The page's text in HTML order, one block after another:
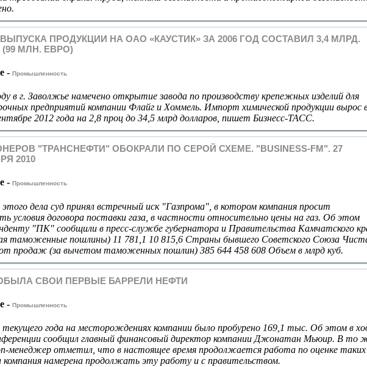
ПРОДУКЦИИ НА ОАО «КАУСТИК» ЗА 2006 ГОД СОСТАВИЛ 3,4 МЛРД.
МЛН. ЕВРО)
- Промышленность
в г. Заволжье намечено открытие завода по производству крепежных изделий для
предприятий компании Флайг и Хоммель. Импорт химической продукции вырос
2012 года на 2,8 проц до 34,5 млрд долларов, пишет Бизнесс-ТАСС.
"ТРАНСНЕФТИ" ОБОКРАЛИ ПО СЕРОЙ СХЕМЕ. "BUSINESS-FM". 27
2010
- Промышленность
дела суд принял встречный иск "Газпрома", в котором компания просит
условия договора поставки газа, в частности относительно цены на газ. Об этом
"ПК" сообщили в пресс-службе губернатора и Правительства Камчатского
таможенные пошлины) 11 781,1 10 815,6 Страны бывшего Советского Союза
продаж (за вычетом таможенных пошлин) 385 644 458 608 Объем в млрд куб.
СВОИ ПЕРВЫЕ БАРРЕЛИ НЕФТИ
- Промышленность
текущего года на месторождениях компании было пробурено 169,1 тыс. Об этом в
сообщил главный финансовый директор компании Джонатан Мьюир. В то
менеджер отметил, что в настоящее время продолжается работа по оценке таких
компания намерена продолжать эту работу и с правительством.